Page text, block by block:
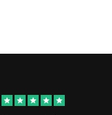
star star star star star